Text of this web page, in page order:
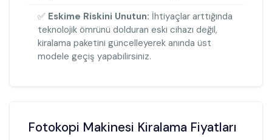
✅ Eskime Riskini Unutun: İhtiyaçlar arttığında
teknolojik ömrünü dolduran eski cihazı değil,
kiralama paketini güncelleyerek anında üst
modele geçiş yapabilirsiniz.
Fotokopi Makinesi Kiralama Fiyatları